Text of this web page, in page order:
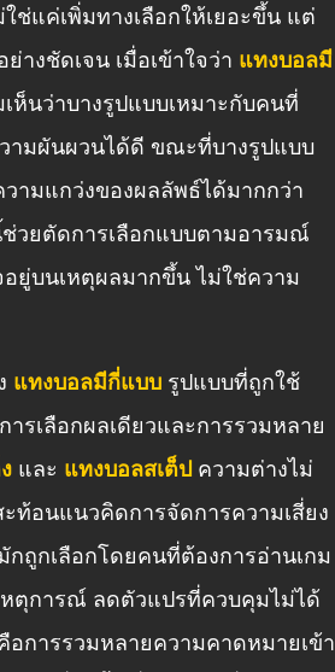
ใช่แค่เพิ่มทางเลือกให้เยอะขึ้น แต่
างชัดเจน เมื่อเข้าใจว่า แทงบอลมี
เห็นว่าบางรูปแบบเหมาะกับคนที่
ามผันผวนได้ดี ขณะที่บางรูปแบบ
ามแกว่งของผลลัพธ์ได้มากกว่า
วยตัดการเลือกแบบตามอารมณ์
ยู่บนเหตุผลมากขึ้น ไม่ใช่ความ
แทงบอลมีกี่แบบ รูปแบบที่ถูกใช้
ารเลือกผลเดียวและการรวมหลาย
และ แทงบอลสเต็ป ความต่างไม่
ท้อนแนวคิดการจัดการความเสี่ยง
กถูกเลือกโดยคนที่ต้องการอ่านเกม
หตุการณ์ ลดตัวแปรที่ควบคุมไม่ได้
อการรวมหลายความคาดหมายเข้า